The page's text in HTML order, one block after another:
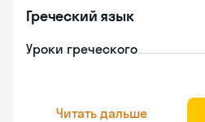
Греческий язык
Уроки греческого
Читать дальше